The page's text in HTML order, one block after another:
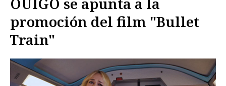
promoción del film "Bullet
Train"